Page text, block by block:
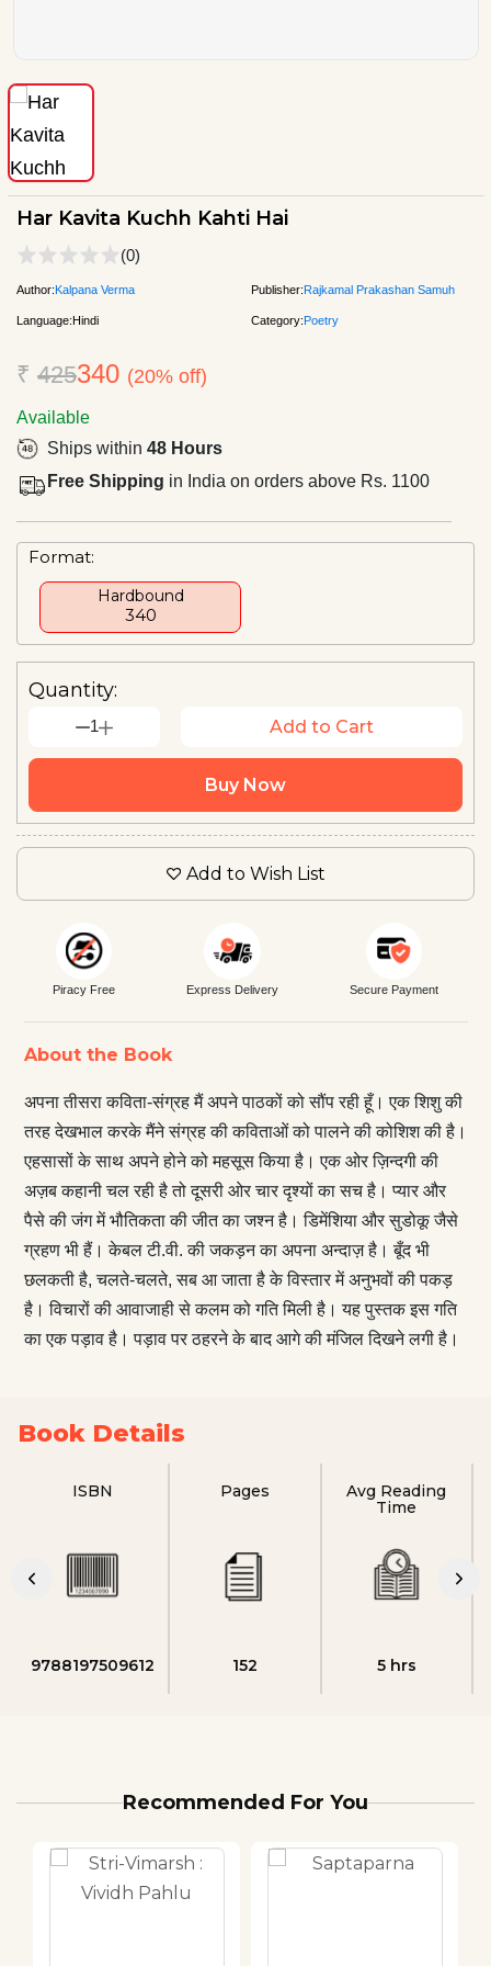
Har Kavita Kuchh Kahti Hai
(0)
Author:Kalpana Verma Publisher:Rajkamal Prakashan Samuh
Language:Hindi Category:Poetry
₹ 425340 (20% off)
Available
Ships within 48 Hours
Free Shipping in India on orders above Rs. 1100
Format:
Hardbound
₹340
Quantity:
1 Add to Cart
Buy Now
Add to Wish List
Piracy Free Express Delivery Secure Payment
About the Book
अपना तीसरा कविता-संग्रह मैं अपने पाठकों को सौंप रही हूँ। एक शिशु की
तरह देखभाल करके मैंने संग्रह की कविताओं को पालने की कोशिश की है।
एहसासों के साथ अपने होने को महसूस किया है। एक ओर ज़िन्दगी की
अज़ब कहानी चल रही है तो दूसरी ओर चार दृश्यों का सच है। प्यार और
पैसे की जंग में भौतिकता की जीत का जश्न है। डिमेंशिया और सुडोकू जैसे
ग्रहण भी हैं। केबल टी.वी. की जकड़न का अपना अन्दाज़ है। बूँद भी
छलकती है, चलते-चलते, सब आ जाता है के विस्तार में अनुभवों की पकड़
है। विचारों की आवाजाही से कलम को गति मिली है। यह पुस्तक इस गति
का एक पड़ाव है। पड़ाव पर ठहरने के बाद आगे की मंजिल दिखने लगी है।
Book Details
ISBN
9788197509612
Pages
152
Avg Reading
Time
5 hrs
Recommended For You